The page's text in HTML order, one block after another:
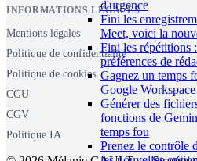
d'urgence
Fini les
Meet, voici la
Fini les répétitions
préférences de
Gagnez un temps
Google
Générer des
fonctions de
temps fou
Prenez le contrôle
INFORMATIONS LÉGALES
Mentions légales
Politique de confidentialité
Politique de cookies
CGU
CGV
Politique IA